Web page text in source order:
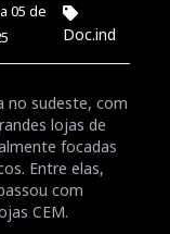
05 de
Doc.ind
no sudeste, com
lojas de
focadas
Entre elas,
com
CEM.